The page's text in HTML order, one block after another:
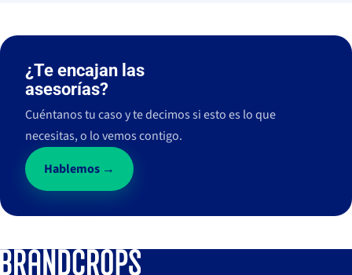
¿Te encajan las
asesorías?
Cuéntanos tu caso y te decimos si esto es lo que
necesitas, o lo vemos contigo.
Hablemos →